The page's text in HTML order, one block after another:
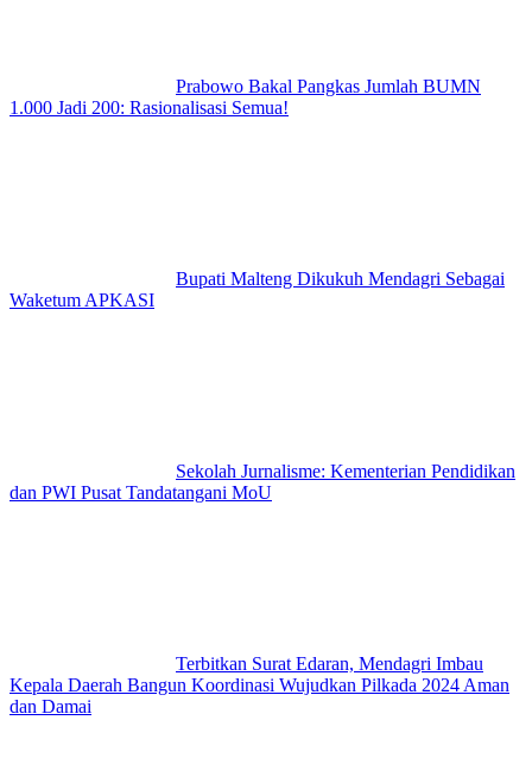
Prabowo Bakal Pangkas Jumlah BUMN
1.000 Jadi 200: Rasionalisasi Semua!
Bupati Malteng Dikukuh Mendagri Sebagai
Waketum APKASI
Sekolah Jurnalisme: Kementerian Pendidikan
dan PWI Pusat Tandatangani MoU
Terbitkan Surat Edaran, Mendagri Imbau
Kepala Daerah Bangun Koordinasi Wujudkan Pilkada 2024 Aman
dan Damai